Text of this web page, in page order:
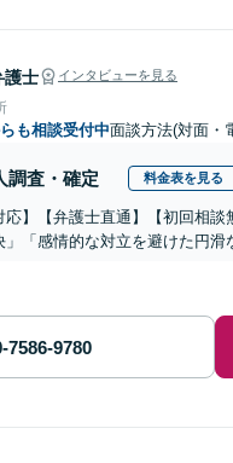
護士 インタビューを見る
も相談受付中面談方法(対面・
調査・確定 料金表を見る
応】【弁護士直通】【初回相
」「感情的な対立を避けた円